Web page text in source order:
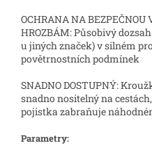
OCHRANA NA BEZPEČNOU
HROZBÁM: Působivý
u jiných značek) v silném
povětrnostních podmínek
SNADNO DOSTUPNÝ:
snadno nositelný na
pojistka zabraňuje
Parametry: